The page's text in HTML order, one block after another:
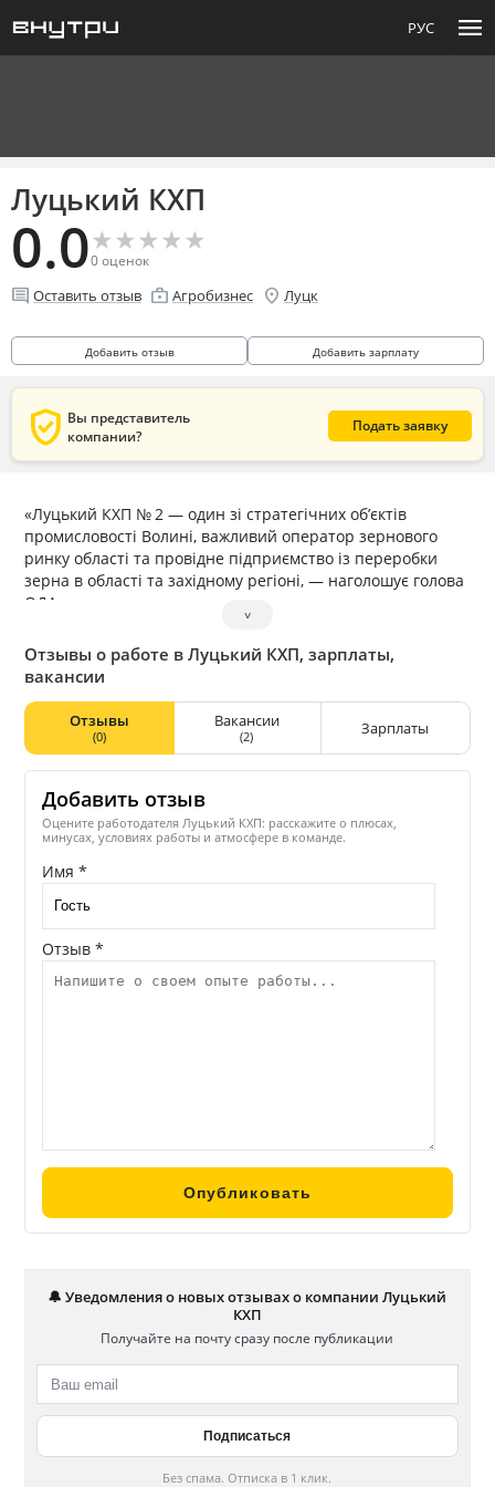
РУС menu
Луцький КХП
0.0★
★★
★★
★★
★★
★
0оценок
comment Оставить отзыв enterprise Агробизнес location_on Луцк
Добавить отзыв Добавить зарплату
verified_user Вы представитель
компании?
Подать заявку
«Луцький КХП № 2 — один зі стратегічних об’єктів
промисловості Волині, важливий оператор зернового
ринку області та провідне підприємство із переробки
зерна в області та західному регіоні, — наголошує голова
ОДА.
˅
Отзывы о работе в Луцький КХП, зарплаты,
вакансии
Отзывы
(0)
Вакансии
(2) Зарплаты
Добавить отзыв
Оцените работодателя Луцький КХП: расскажите о плюсах,
минусах, условиях работы и атмосфере в команде.
Имя *
Отзыв *
🔔 Уведомления о новых отзывах о компании Луцький
КХП
Получайте на почту сразу после публикации
Без спама. Отписка в 1 клик.